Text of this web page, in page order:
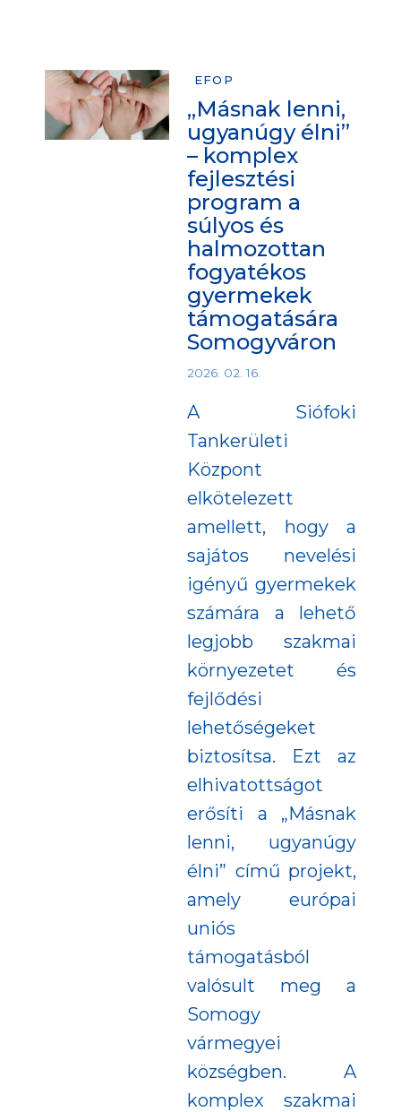
EFOP
„Másnak lenni,
ugyanúgy élni”
– komplex
fejlesztési
program a
súlyos és
halmozottan
fogyatékos
gyermekek
támogatására
Somogyváron
2026. 02. 16.
A Siófoki
Tankerületi
Központ
elkötelezett
amellett, hogy a
sajátos nevelési
igényű gyermekek
számára a lehető
legjobb szakmai
környezetet és
fejlődési
lehetőségeket
biztosítsa. Ezt az
elhivatottságot
erősíti a „Másnak
lenni, ugyanúgy
élni” című projekt,
amely európai
uniós
támogatásból
valósult meg a
Somogy
vármegyei
községben. A
komplex szakmai